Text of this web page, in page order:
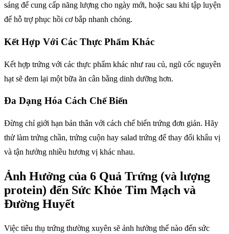
sáng để cung cấp năng lượng cho ngày mới, hoặc sau khi tập luyện
để hỗ trợ phục hồi cơ bắp nhanh chóng.
Kết Hợp Với Các Thực Phẩm Khác
Kết hợp trứng với các thực phẩm khác như rau củ, ngũ cốc nguyên
hạt sẽ đem lại một bữa ăn cân bằng dinh dưỡng hơn.
Đa Dạng Hóa Cách Chế Biến
Đừng chỉ giới hạn bản thân với cách chế biến trứng đơn giản. Hãy
thử làm trứng chần, trứng cuộn hay salad trứng để thay đổi khẩu vị
và tận hưởng nhiều hương vị khác nhau.
Ảnh Hưởng của 6 Quả Trứng (và lượng
protein) đến Sức Khỏe Tim Mạch và
Đường Huyết
Việc tiêu thụ trứng thường xuyên sẽ ảnh hưởng thế nào đến sức